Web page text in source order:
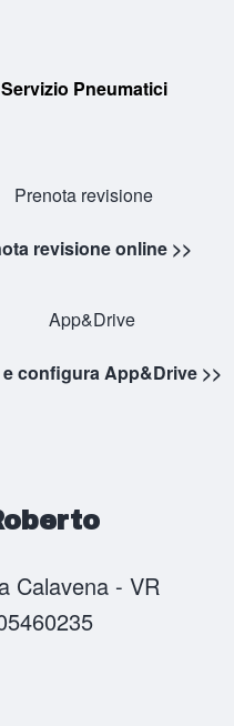
Pneumatici
revisione online >>
configura App&Drive >>
Calavena - VR